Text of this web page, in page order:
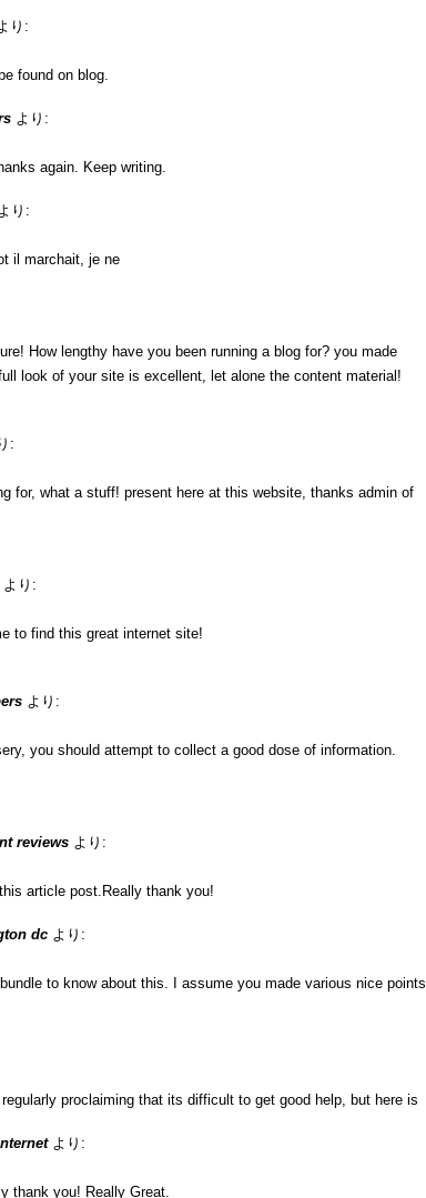
り:
found on blog.
より:
again. Keep writing.
り:
il marchait, je ne
How lengthy have you been running a blog for? you made
look of your site is excellent, let alone the content material!
:
for, what a stuff! present here at this website, thanks admin of
より:
to find this great internet site!
より:
you should attempt to collect a good dose of information.
reviews より:
article post.Really thank you!
dc より:
to know about this. I assume you made various nice points
proclaiming that its difficult to get good help, but here is
より:
thank you! Really Great.